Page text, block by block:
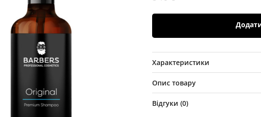
Характеристики
Опис товару
Відгуки (0)